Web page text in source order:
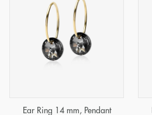
Ear Ring 14 mm, Pendant